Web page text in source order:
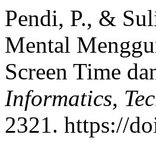
Pendi, P., &
Mental
Screen Time
Informatics,
2321. https://